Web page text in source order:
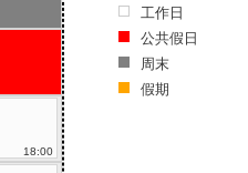
18:00
工作日
公共假日
周末
假期